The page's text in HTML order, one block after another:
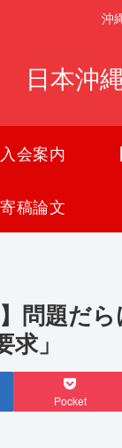
沖
日本沖
入会案内
寄稿論文
問題だ
」
Pocket